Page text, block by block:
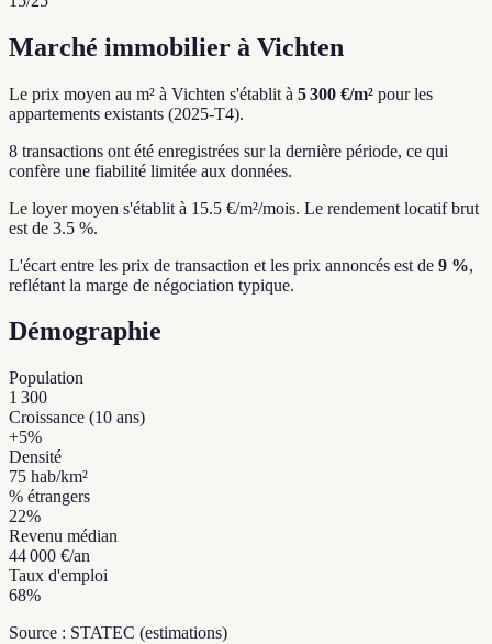
Marché immobilier à Vichten
Le prix moyen au m² à Vichten s'établit à 5 300 €/m² pour les
appartements existants (2025-T4).
8 transactions ont été enregistrées sur la dernière période, ce qui
confère une fiabilité limitée aux données.
Le loyer moyen s'établit à 15.5 €/m²/mois. Le rendement locatif brut
est de 3.5 %.
L'écart entre les prix de transaction et les prix annoncés est de 9 %,
reflétant la marge de négociation typique.
Démographie
Population
1 300
Croissance (10 ans)
+5%
Densité
75 hab/km²
% étrangers
22%
Revenu médian
44 000 €/an
Taux d'emploi
68%
Source : STATEC (estimations)